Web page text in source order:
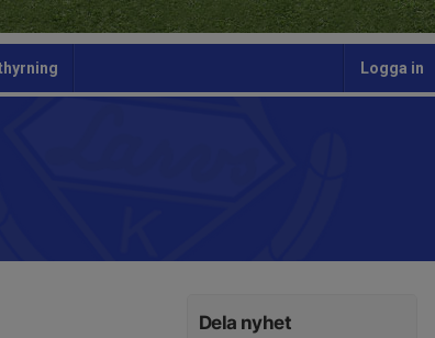
Logga in
Dela nyhet